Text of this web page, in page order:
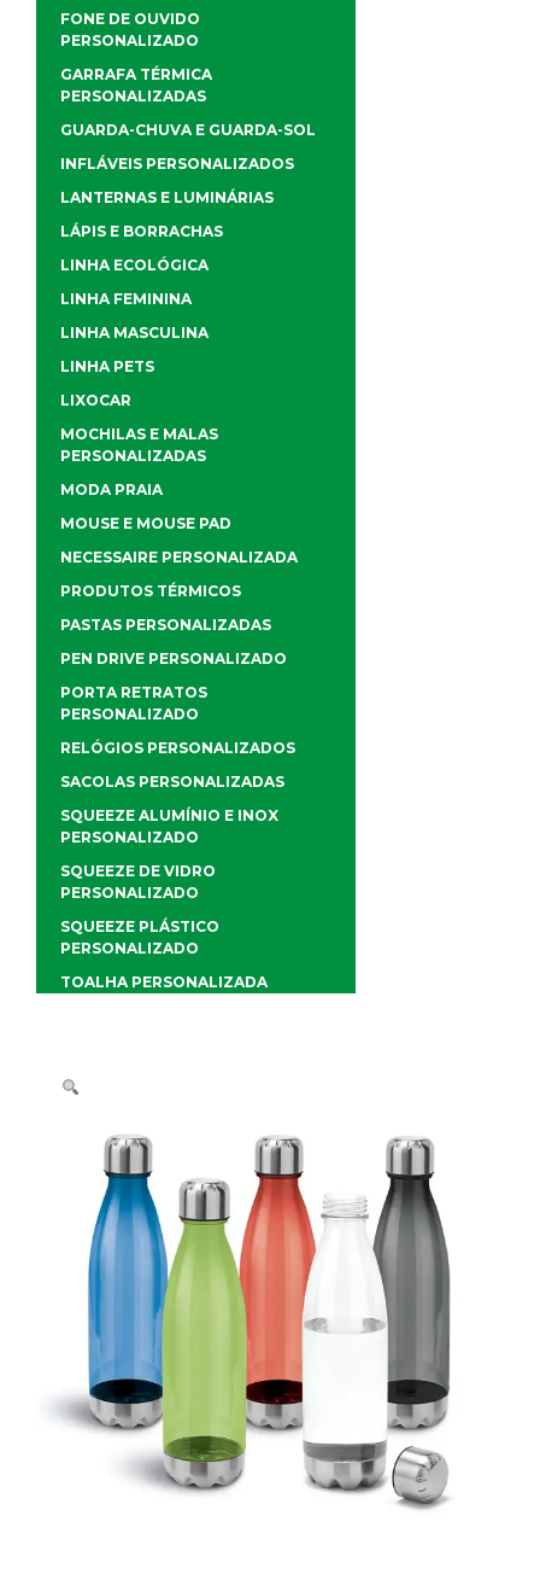
FONE DE OUVIDO
PERSONALIZADO
GARRAFA TÉRMICA
PERSONALIZADAS
GUARDA-CHUVA E GUARDA-SOL
INFLÁVEIS PERSONALIZADOS
LANTERNAS E LUMINÁRIAS
LÁPIS E BORRACHAS
LINHA ECOLÓGICA
LINHA FEMININA
LINHA MASCULINA
LINHA PETS
LIXOCAR
MOCHILAS E MALAS
PERSONALIZADAS
MODA PRAIA
MOUSE E MOUSE PAD
NECESSAIRE PERSONALIZADA
PRODUTOS TÉRMICOS
PASTAS PERSONALIZADAS
PEN DRIVE PERSONALIZADO
PORTA RETRATOS
PERSONALIZADO
RELÓGIOS PERSONALIZADOS
SACOLAS PERSONALIZADAS
SQUEEZE ALUMÍNIO E INOX
PERSONALIZADO
SQUEEZE DE VIDRO
PERSONALIZADO
SQUEEZE PLÁSTICO
PERSONALIZADO
TOALHA PERSONALIZADA